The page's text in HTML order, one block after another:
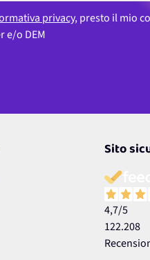
privacy, presto il mio
e/o DEM
Sito
4,7/5
122.208